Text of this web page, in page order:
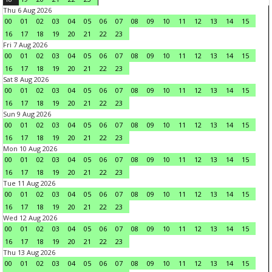
Thu 6 Aug 2026
00
01 02 03 04 05 06 07 08 09 10 11 12 13 14
15
16
17 18 19 20 21 22
23
Fri 7 Aug 2026
00
01 02 03 04 05 06 07 08 09 10 11 12 13 14
15
16
17 18 19 20 21 22
23
Sat 8 Aug 2026
00
01 02 03 04 05 06 07 08 09 10 11 12 13 14
15
16
17 18 19 20 21 22
23
Sun 9 Aug 2026
00
01 02 03 04 05 06 07 08 09 10 11 12 13 14
15
16
17 18 19 20 21 22
23
Mon 10 Aug 2026
00
01 02 03 04 05 06 07 08 09 10 11 12 13 14
15
16
17 18 19 20 21 22
23
Tue 11 Aug 2026
00
01 02 03 04 05 06 07 08 09 10 11 12 13 14
15
16
17 18 19 20 21 22
23
Wed 12 Aug 2026
00
01 02 03 04 05 06 07 08 09 10 11 12 13 14
15
16
17 18 19 20 21 22
23
Thu 13 Aug 2026
00
01 02 03 04 05 06 07 08 09 10 11 12 13 14
15